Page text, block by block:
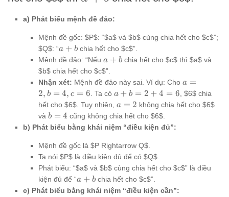
a) Phát biểu mệnh đề đảo:
Mệnh đề gốc: $P$: “$a$ và $b$ cùng chia hết cho $c$”;
$Q$: “a+b
a + bchia hết cho $c$”.
Mệnh đề đảo: “Nếu a+b
a + bchia hết cho $c$ thì $a$ và
$b$ chia hết cho $c$”.
Nhận xét: Mệnh đề đảo này sai. Ví dụ: Cho a=2,
b=4,
c=6
a =
2, b = 4, c = 6. Ta có a+b
=
2+4
= 6
a + b = 2 + 4 = 6, $6$ chia
hết cho $6$. Tuy nhiên, a=2
a = 2 không chia hết cho $6$
và b=4
b = 4 cũng không chia hết cho $6$.
b) Phát biểu bằng khái niệm “điều kiện đủ”:
Mệnh đề gốc là $P Rightarrow Q$.
Ta nói $P$ là điều kiện đủ để có $Q$.
Phát biểu: “$a$ và $b$ cùng chia hết cho $c$” là điều
kiện đủ để “a+b
a + bchia hết cho $c$”.
c) Phát biểu bằng khái niệm “điều kiện cần”: